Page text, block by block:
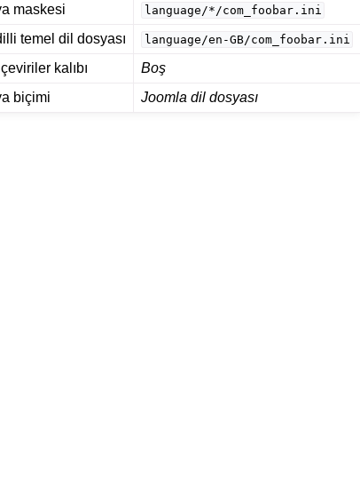
maskesi
language/*/com_foobar.ini
temel dil dosyası language/en-GB/com_foobar.ini
kalıbı
Boş
biçimi
Joomla dil dosyası